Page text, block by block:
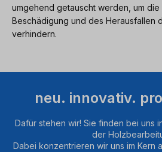
umgehend getauscht werden, um
Beschädigung und des Herausfallen
verhindern.
neu. innovativ.
Dafür stehen wir! Sie finden bei uns
der
Dabei konzentrieren wir uns im Kern